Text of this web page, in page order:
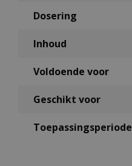
Dosering
Inhoud
Voldoende voor
Geschikt voor
Toepassingsperiode